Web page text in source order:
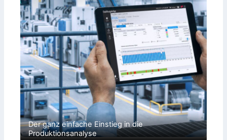
Der ganz einfache Einstieg in die
Produktionsanalyse